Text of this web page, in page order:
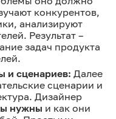
конкурентов,
анализируют
Результат –
задач продукта
и сценариев: Далее
сценарии и
Дизайнер
нужны и как они